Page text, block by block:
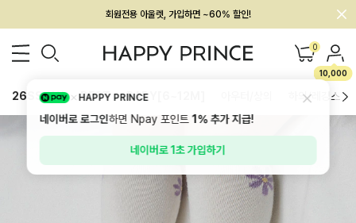
멤버십 최대 28,000원 혜택
0
10,000
26SS 신상 BEST BABY[6~12M] 하의/레깅스
HAPPY PRINCE
네이버로 로그인하면 Npay 포인트1%추가 지급!
네이버로 1초 가입하기